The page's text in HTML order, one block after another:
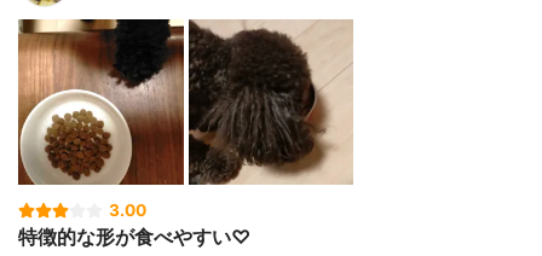
3.00
特徴的な形が食べやすい♡